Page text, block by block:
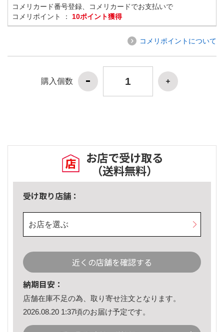
コメリカード番号登録、コメリカードでお支払いで
コメリポイント ： 10ポイント獲得
コメリポイントについて
購入個数
お店で受け取る
（送料無料）
受け取り店舗：
お店を選ぶ
近くの店舗を確認する
納期目安：
店舗在庫不足の為、取り寄せ注文となります。
2026.08.20 1:37頃のお届け予定です。